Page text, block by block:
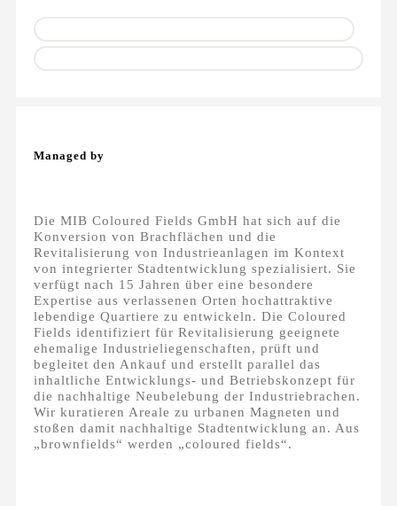
Managed by
Die MIB Coloured Fields GmbH hat sich auf die
Konversion von Brachflächen und die
Revitalisierung von Industrieanlagen im Kontext
von integrierter Stadtentwicklung spezialisiert. Sie
verfügt nach 15 Jahren über eine besondere
Expertise aus verlassenen Orten hochattraktive
lebendige Quartiere zu entwickeln. Die Coloured
Fields identifiziert für Revitalisierung geeignete
ehemalige Industrieliegenschaften, prüft und
begleitet den Ankauf und erstellt parallel das
inhaltliche Entwicklungs- und Betriebskonzept für
die nachhaltige Neubelebung der Industriebrachen.
Wir kuratieren Areale zu urbanen Magneten und
stoßen damit nachhaltige Stadtentwicklung an. Aus
„brownfields“ werden „coloured fields“.